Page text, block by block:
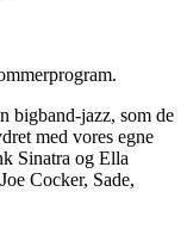
bigband-jazz, som de
med vores egne
Sinatra og Ella
Cocker, Sade,